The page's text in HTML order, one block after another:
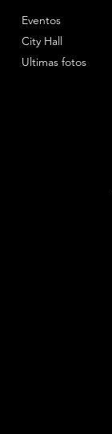
Eventos
City Hall
Ultimas fotos